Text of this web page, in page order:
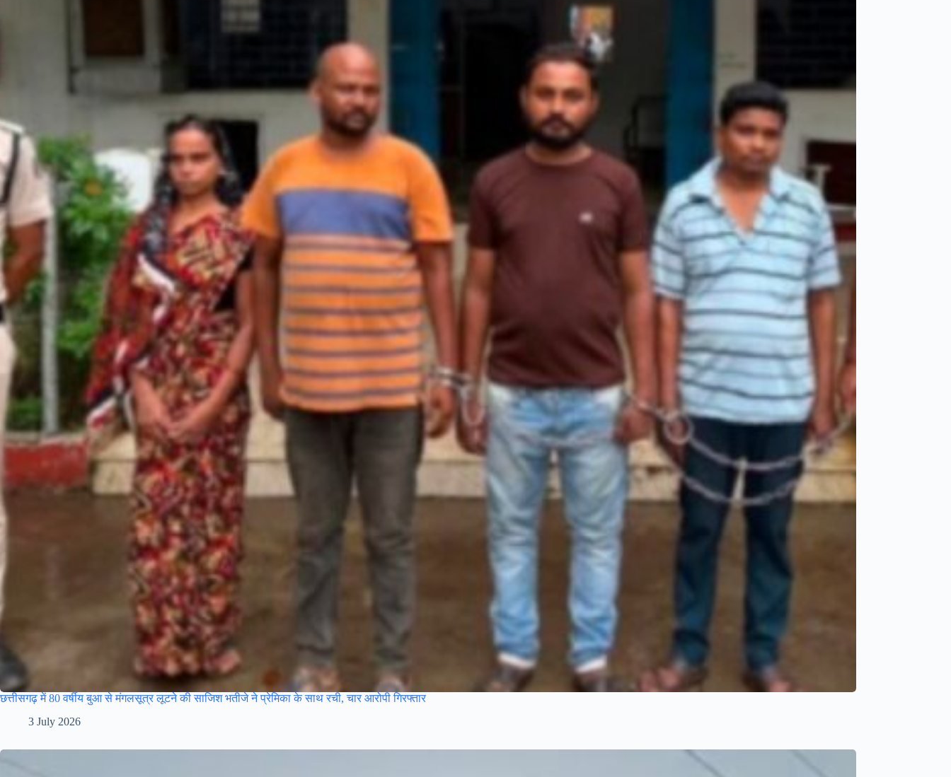
छत्तीसगढ़ में 80 वर्षीय बुआ से मंगलसूत्र लूटने की साजिश भतीजे ने प्रेमिका के साथ रची, चार आरोपी गिरफ्तार
3 July 2026